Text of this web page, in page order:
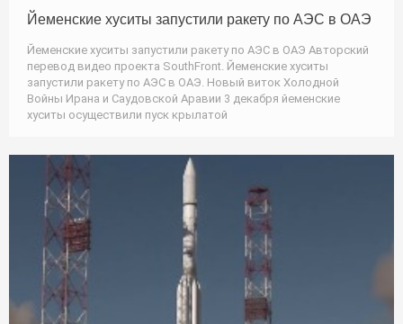
Йеменские хуситы запустили ракету по АЭС в ОАЭ
Йеменские хуситы запустили ракету по АЭС в ОАЭ Авторский
перевод видео проекта SouthFront. Йеменские хуситы
запустили ракету по АЭС в ОАЭ. Новый виток Холодной
Войны Ирана и Саудовской Аравии 3 декабря йеменские
хуситы осуществили пуск крылатой